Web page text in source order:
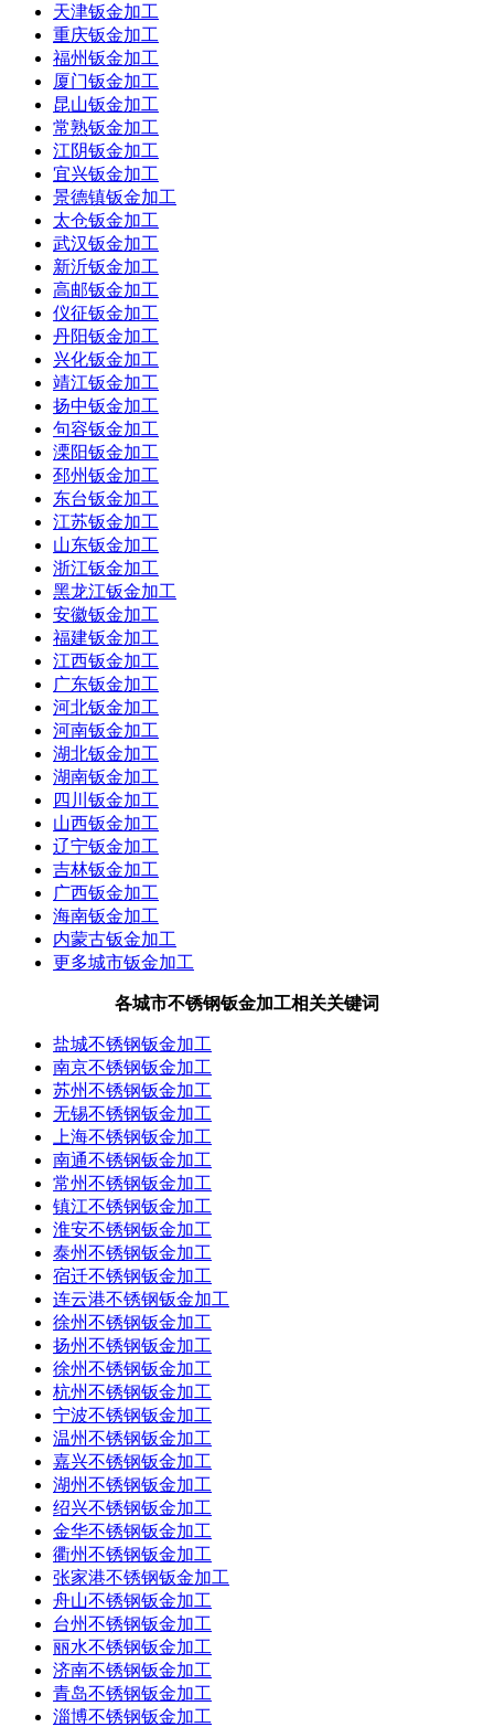
天津钣金加工
重庆钣金加工
福州钣金加工
厦门钣金加工
昆山钣金加工
常熟钣金加工
江阴钣金加工
宜兴钣金加工
景德镇钣金加工
太仓钣金加工
武汉钣金加工
新沂钣金加工
高邮钣金加工
仪征钣金加工
丹阳钣金加工
兴化钣金加工
靖江钣金加工
扬中钣金加工
句容钣金加工
溧阳钣金加工
邳州钣金加工
东台钣金加工
江苏钣金加工
山东钣金加工
浙江钣金加工
黑龙江钣金加工
安徽钣金加工
福建钣金加工
江西钣金加工
广东钣金加工
河北钣金加工
河南钣金加工
湖北钣金加工
湖南钣金加工
四川钣金加工
山西钣金加工
辽宁钣金加工
吉林钣金加工
广西钣金加工
海南钣金加工
内蒙古钣金加工
更多城市钣金加工
各城市不锈钢钣金加工相关关键词
盐城不锈钢钣金加工
南京不锈钢钣金加工
苏州不锈钢钣金加工
无锡不锈钢钣金加工
上海不锈钢钣金加工
南通不锈钢钣金加工
常州不锈钢钣金加工
镇江不锈钢钣金加工
淮安不锈钢钣金加工
泰州不锈钢钣金加工
宿迁不锈钢钣金加工
连云港不锈钢钣金加工
徐州不锈钢钣金加工
扬州不锈钢钣金加工
徐州不锈钢钣金加工
杭州不锈钢钣金加工
宁波不锈钢钣金加工
温州不锈钢钣金加工
嘉兴不锈钢钣金加工
湖州不锈钢钣金加工
绍兴不锈钢钣金加工
金华不锈钢钣金加工
衢州不锈钢钣金加工
张家港不锈钢钣金加工
舟山不锈钢钣金加工
台州不锈钢钣金加工
丽水不锈钢钣金加工
济南不锈钢钣金加工
青岛不锈钢钣金加工
淄博不锈钢钣金加工